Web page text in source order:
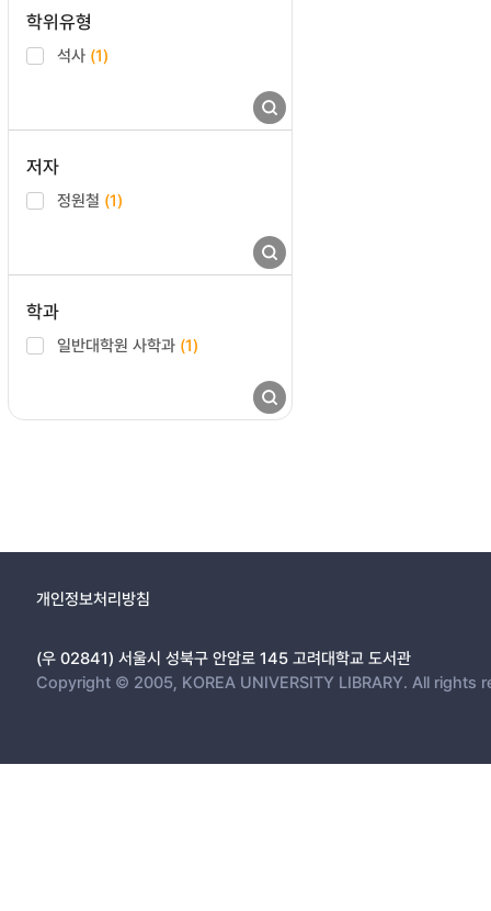
학위유형
석사 (1)
저자
정원철 (1)
학과
일반대학원 사학과 (1)
개인정보처리방침
(우 02841) 서울시 성북구 안암로 145 고려대학교 도서관
Copyright © 2005, KOREA UNIVERSITY LIBRARY. All rights